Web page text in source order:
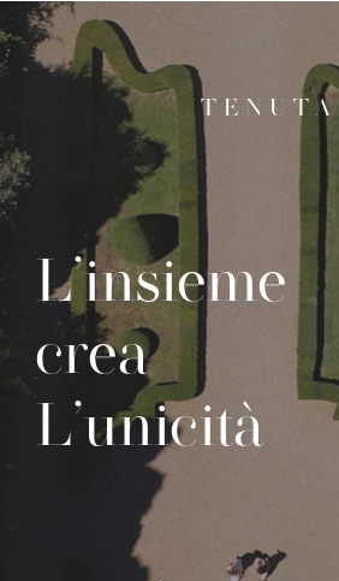
TENUTA
L’insieme
crea
L’unicità